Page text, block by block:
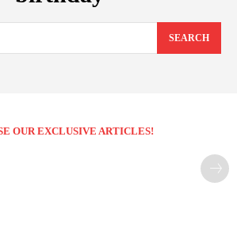
SEARCH
OUR EXCLUSIVE ARTICLES!